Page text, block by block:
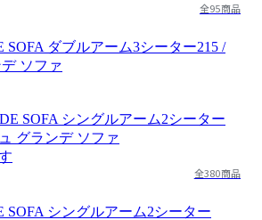
全95商品
ダブルアーム3シーター215 /
ソファ
全380商品
SOFA シングルアーム2シーター